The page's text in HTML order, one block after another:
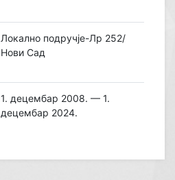
Локално подручје-Лр 252/
Нови Сад
1. децембар 2008. — 1.
децембар 2024.